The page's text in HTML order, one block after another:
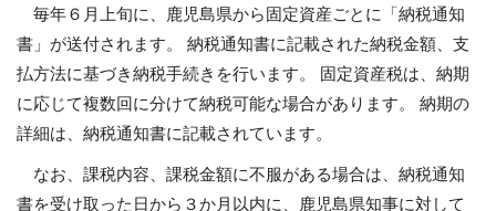
毎年６月上旬に、鹿児島県から固定資産ごとに「納税通知
書」が送付されます。 納税通知書に記載された納税金額、支
払方法に基づき納税手続きを行います。 固定資産税は、納期
に応じて複数回に分けて納税可能な場合があります。 納期の
詳細は、納税通知書に記載されています。
なお、課税内容、課税金額に不服がある場合は、納税通知
書を受け取った日から３か月以内に、鹿児島県知事に対して